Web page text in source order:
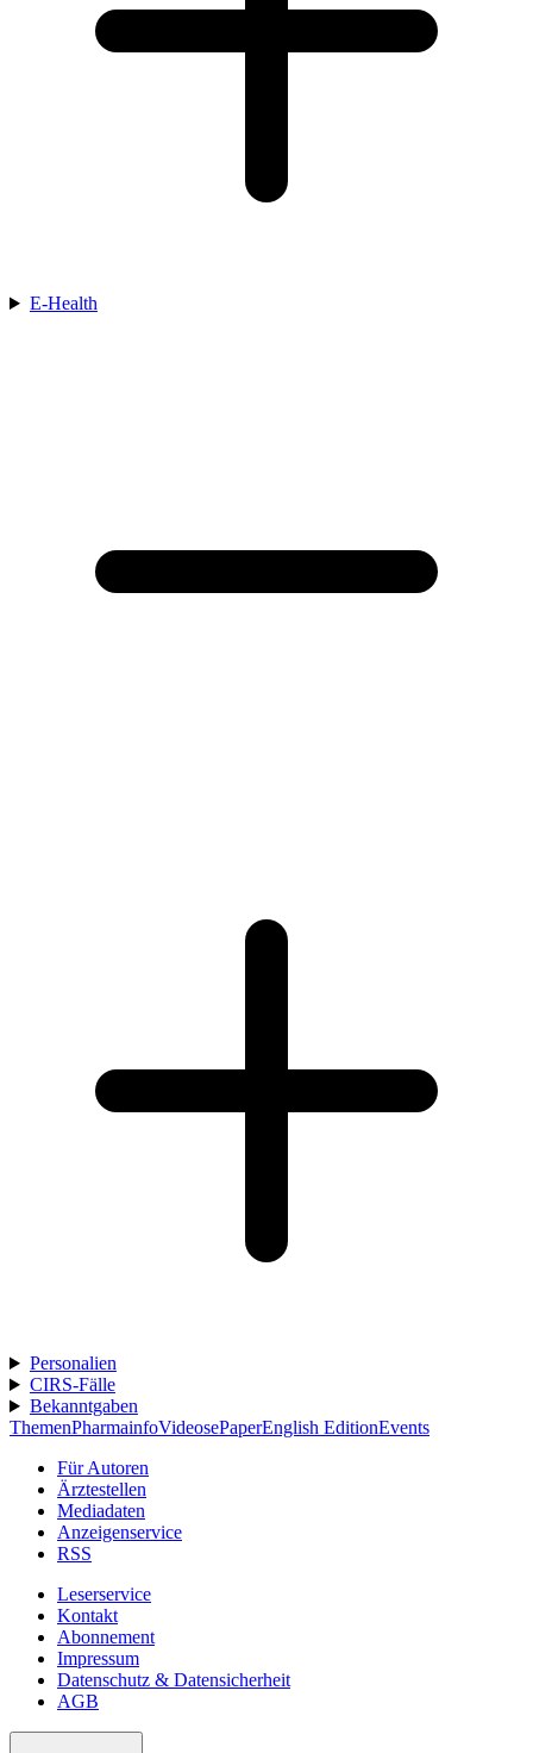
E-Health
Personalien
CIRS-Fälle
Bekanntgaben
ThemenPharmainfoVideosePaperEnglish EditionEvents
Für Autoren
Ärztestellen
Mediadaten
Anzeigenservice
RSS
Leserservice
Kontakt
Abonnement
Impressum
Datenschutz & Datensicherheit
AGB